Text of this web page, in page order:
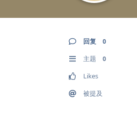
回复 0
主题 0
Likes
被提及